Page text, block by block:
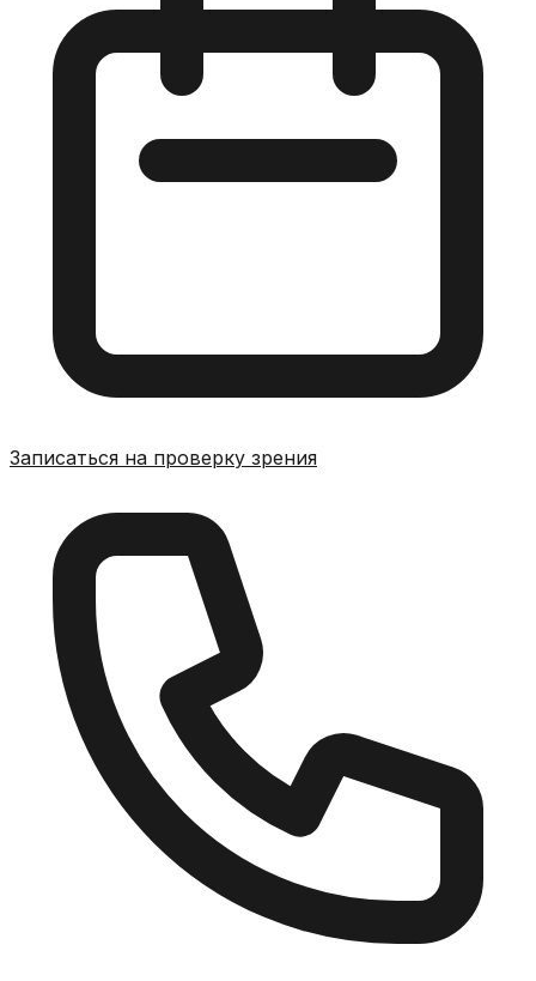
Записаться на проверку зрения